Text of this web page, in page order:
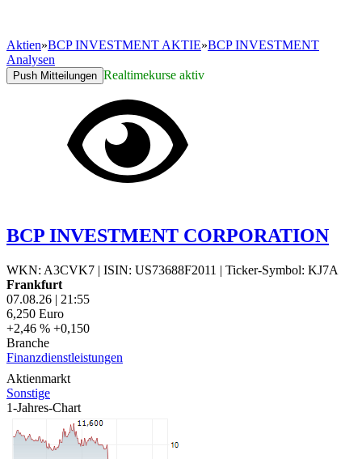
Aktien»BCP INVESTMENT AKTIE»BCP INVESTMENT
Analysen
Push Mitteilungen Realtimekurse aktiv
BCP INVESTMENT CORPORATION
WKN: A3CVK7 | ISIN: US73688F2011 | Ticker-Symbol: KJ7A
Frankfurt
07.08.26 | 21:55
6,250 Euro
+2,46 % +0,150
Branche
Finanzdienstleistungen
Aktienmarkt
Sonstige
1-Jahres-Chart